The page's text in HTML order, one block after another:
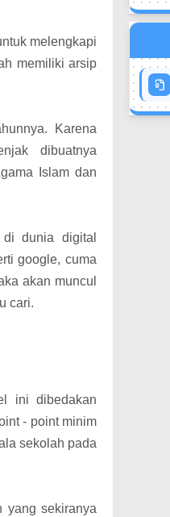
melengkapi
memiliki arsip
Karena
dibuatnya
Islam dan
dunia digital
google, cuma
akan muncul
cari.
ini dibedakan
- point minim
sekolah pada
yang sekiranya